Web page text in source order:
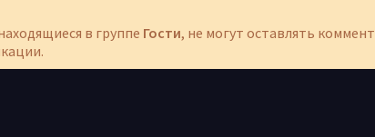
в группе Гости, не могут оставлять